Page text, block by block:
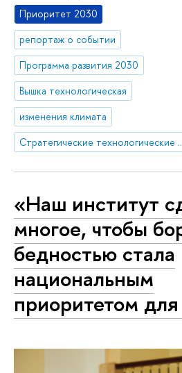
Приоритет 2030
репортаж о событии
Программа развития 2030
Вышка технологическая
изменения климата
Стратегические
«Наш институт
многое, чтобы
бедностью стала
национальным
приоритетом